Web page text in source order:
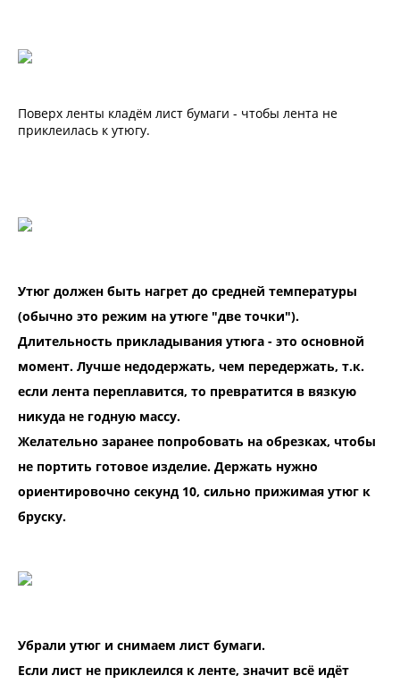
Поверх ленты кладём лист бумаги - чтобы лента не
приклеилась к утюгу.
Утюг должен быть нагрет до средней температуры
(обычно это режим на утюге "две точки").
Длительность прикладывания утюга - это основной
момент. Лучше недодержать, чем передержать, т.к.
если лента переплавится, то превратится в вязкую
никуда не годную массу.
Желательно заранее попробовать на обрезках, чтобы
не портить готовое изделие. Держать нужно
ориентировочно секунд 10, сильно прижимая утюг к
бруску.
Убрали утюг и снимаем лист бумаги.
Если лист не приклеился к ленте, значит всё идёт